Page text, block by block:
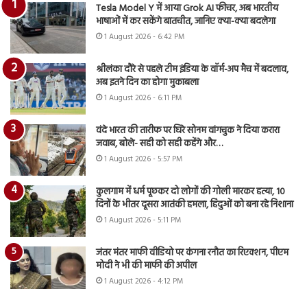
Tesla Model Y में आया Grok AI फीचर, अब भारतीय
भाषाओं में कर सकेंगे बातचीत, जानिए क्या-क्या बदलेगा
1 August 2026 - 6:42 PM
श्रीलंका दौरे से पहले टीम इंडिया के वॉर्म-अप मैच में बदलाव,
अब इतने दिन का होगा मुकाबला
1 August 2026 - 6:11 PM
वंदे भारत की तारीफ पर घिरे सोनम वांगचुक ने दिया करारा
जवाब, बोले- सही को सही कहेंगे और…
1 August 2026 - 5:57 PM
कुलगाम में धर्म पूछकर दो लोगों की गोली मारकर हत्या, 10
दिनों के भीतर दूसरा आतंकी हमला, हिंदुओं को बना रहे निशाना
1 August 2026 - 5:11 PM
जंतर मंतर माफी वीडियो पर कंगना रनौत का रिएक्शन, पीएम
मोदी ने भी की माफी की अपील
1 August 2026 - 4:12 PM